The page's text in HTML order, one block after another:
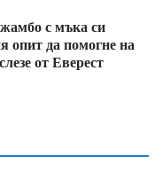
с мъка си
опит да помогне на
от Еверест